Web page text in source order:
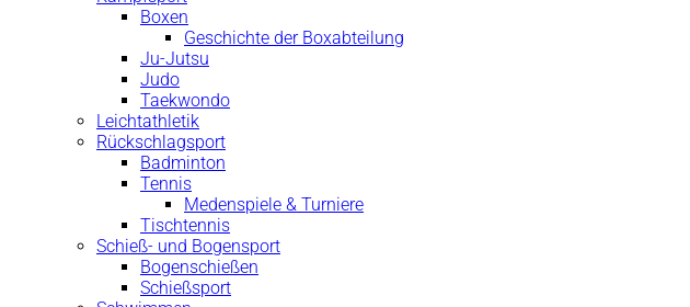
Boxen
Geschichte der Boxabteilung
Ju-Jutsu
Judo
Taekwondo
Leichtathletik
Rückschlagsport
Badminton
Tennis
Medenspiele & Turniere
Tischtennis
Schieß- und Bogensport
Bogenschießen
Schießsport